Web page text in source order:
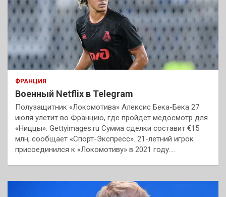
ФРАНЦИЯ
Военный Netflix в Telegram
Полузащитник «Локомотива» Алексис Бека-Бека 27
июля улетит во Францию, где пройдёт медосмотр для
«Ниццы». Gettyimages.ru Сумма сделки составит €15
млн, сообщает «Спорт-Экспресс». 21-летний игрок
присоединился к «Локомотиву» в 2021 году.…